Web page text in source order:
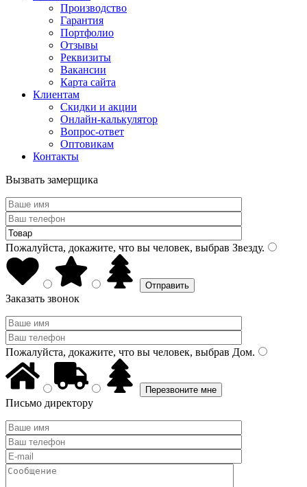
Производство
Гарантия
Портфолио
Отзывы
Реквизиты
Вакансии
Карта сайта
Клиентам
Скидки и акции
Онлайн-калькулятор
Вопрос-ответ
Оптовикам
Контакты
Вызвать замерщика
Пожалуйста, докажите, что вы человек, выбрав Звезду.
Заказать звонок
Пожалуйста, докажите, что вы человек, выбрав Дом.
Письмо директору